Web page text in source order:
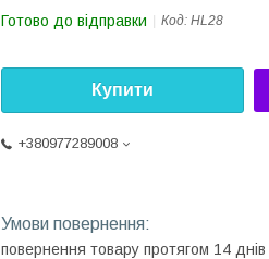
Готово до відправки Код: HL28
Купити
+380977289008
повернення товару протягом 14 днів